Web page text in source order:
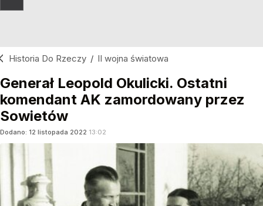
Historia Do Rzeczy / II wojna światowa
Generał Leopold Okulicki. Ostatni
komendant AK zamordowany przez
Sowietów
Dodano: 12 listopada 2022 13:02